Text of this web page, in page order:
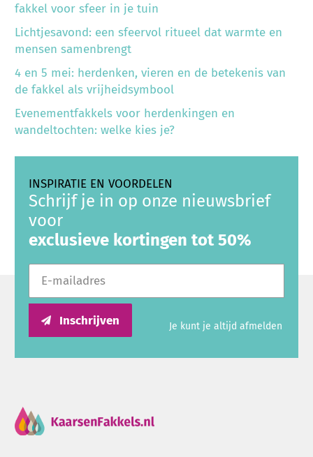
fakkel voor sfeer in je tuin
Lichtjesavond: een sfeervol ritueel dat warmte en
mensen samenbrengt
4 en 5 mei: herdenken, vieren en de betekenis van
de fakkel als vrijheidsymbool
Evenementfakkels voor herdenkingen en
wandeltochten: welke kies je?
INSPIRATIE EN VOORDELEN
Schrijf je in op onze nieuwsbrief
voor
exclusieve kortingen tot 50%
Inschrijven Je kunt je altijd afmelden